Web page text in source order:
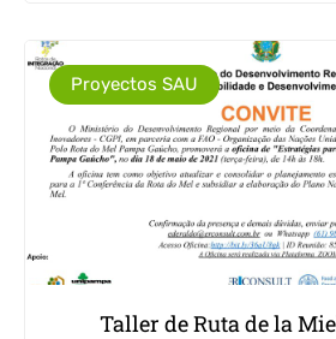
Proyectos SAU
Taller de Ruta de la